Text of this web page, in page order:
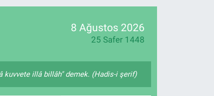
8 Ağustos 2026
25 Safer 1448
kuvvete illâ billâh" demek. (Hadis-i şerif)